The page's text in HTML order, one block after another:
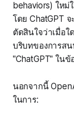
behaviors) ใหม่
โดย ChatGPT
ตัดสินใจว่าเมื่อใ
บริบทของการส
"ChatGPT" ใน
นอกจากนี้
ในการ: